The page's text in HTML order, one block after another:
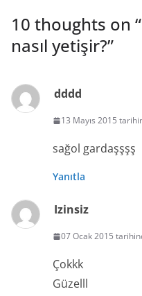
10 thoughts on “
nasıl yetişir?”
dddd
13 Mayıs 2015
sağol gardaşşşş
Yanıtla
Izinsiz
07 Ocak 2015
Çokkk
Güzelll